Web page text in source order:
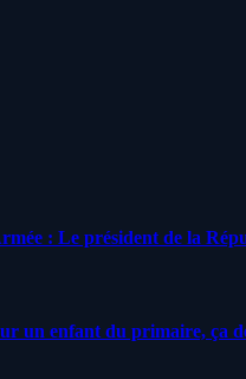
: Le président de la
un enfant du primaire, ça